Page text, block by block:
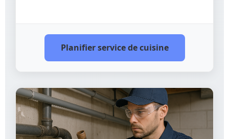
Planifier service de cuisine